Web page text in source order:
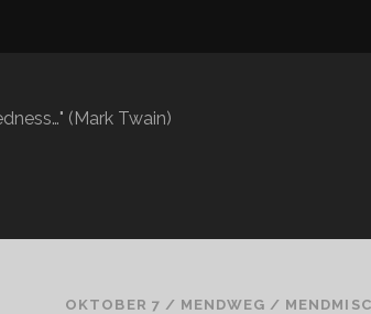
(Mark Twain)
OKTOBER 7 / MENDWEG /